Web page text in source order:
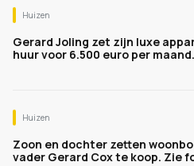
Huizen
Gerard Joling zet zijn luxe
huur voor 6.500 euro per
Huizen
Zoon en dochter zetten
vader Gerard Cox te koop. Zie